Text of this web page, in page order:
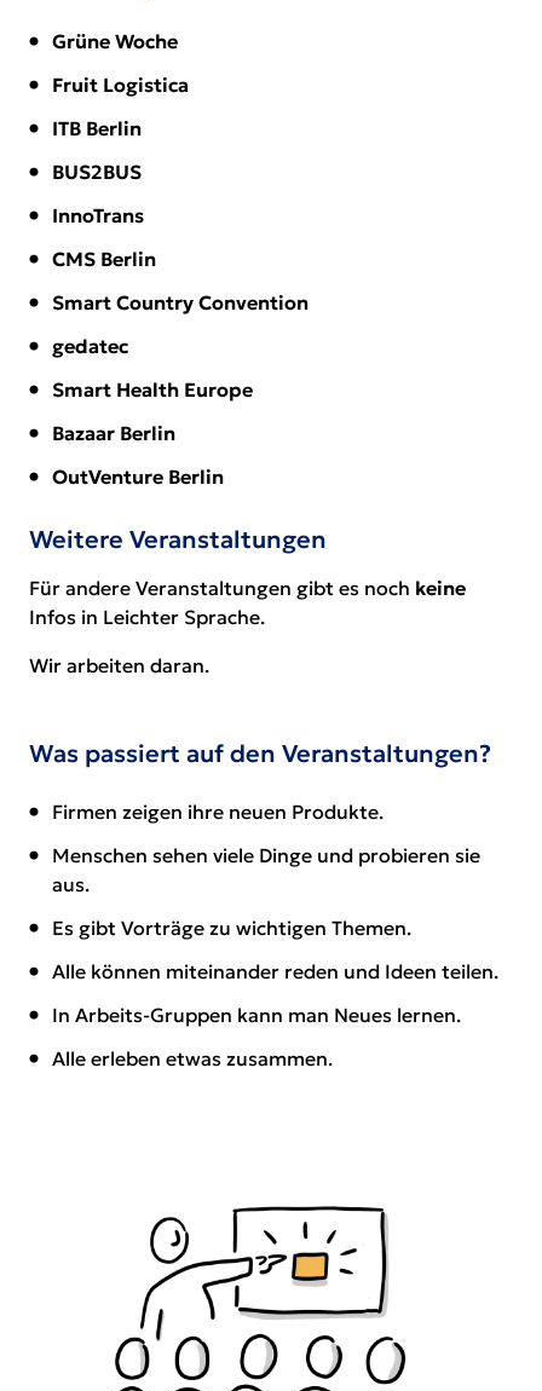
Grüne Woche
Fruit Logistica
ITB Berlin
BUS2BUS
InnoTrans
CMS Berlin
Smart Country Convention
gedatec
Smart Health Europe
Bazaar Berlin
OutVenture Berlin
Weitere Veranstaltungen
Für andere Veranstaltungen gibt es noch keine
Infos in Leichter Sprache.
Wir arbeiten daran.
Was passiert auf den Veranstaltungen?
Firmen zeigen ihre neuen Produkte.
Menschen sehen viele Dinge und probieren sie
aus.
Es gibt Vorträge zu wichtigen Themen.
Alle können miteinander reden und Ideen teilen.
In Arbeits-Gruppen kann man Neues lernen.
Alle erleben etwas zusammen.